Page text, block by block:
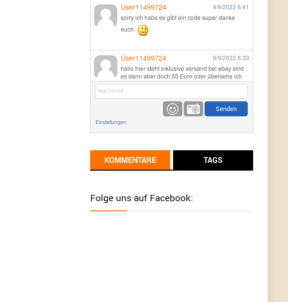
User11499724 9/9/2022 6:41
sorry ich habs es gibt ein code super danke
euch
User11499724 9/9/2022 6:39
hallo hier steht inklusive versand bei ebay sind
es dann aber doch 55 Euro oder übersehe ich
etwas
9/1/20226:17
Ich glaube du hast den Sinn eines
Schnäppchenblogs noch immer nicht
Günni 9/1/2022
meisten Deals sind Tagespreise!
Einstellungen
KOMMENTARE TAGS
Folge uns auf Facebook: